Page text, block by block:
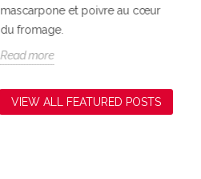
mascarpone et poivre au cœur
du fromage.
Read more
VIEW ALL FEATURED POSTS